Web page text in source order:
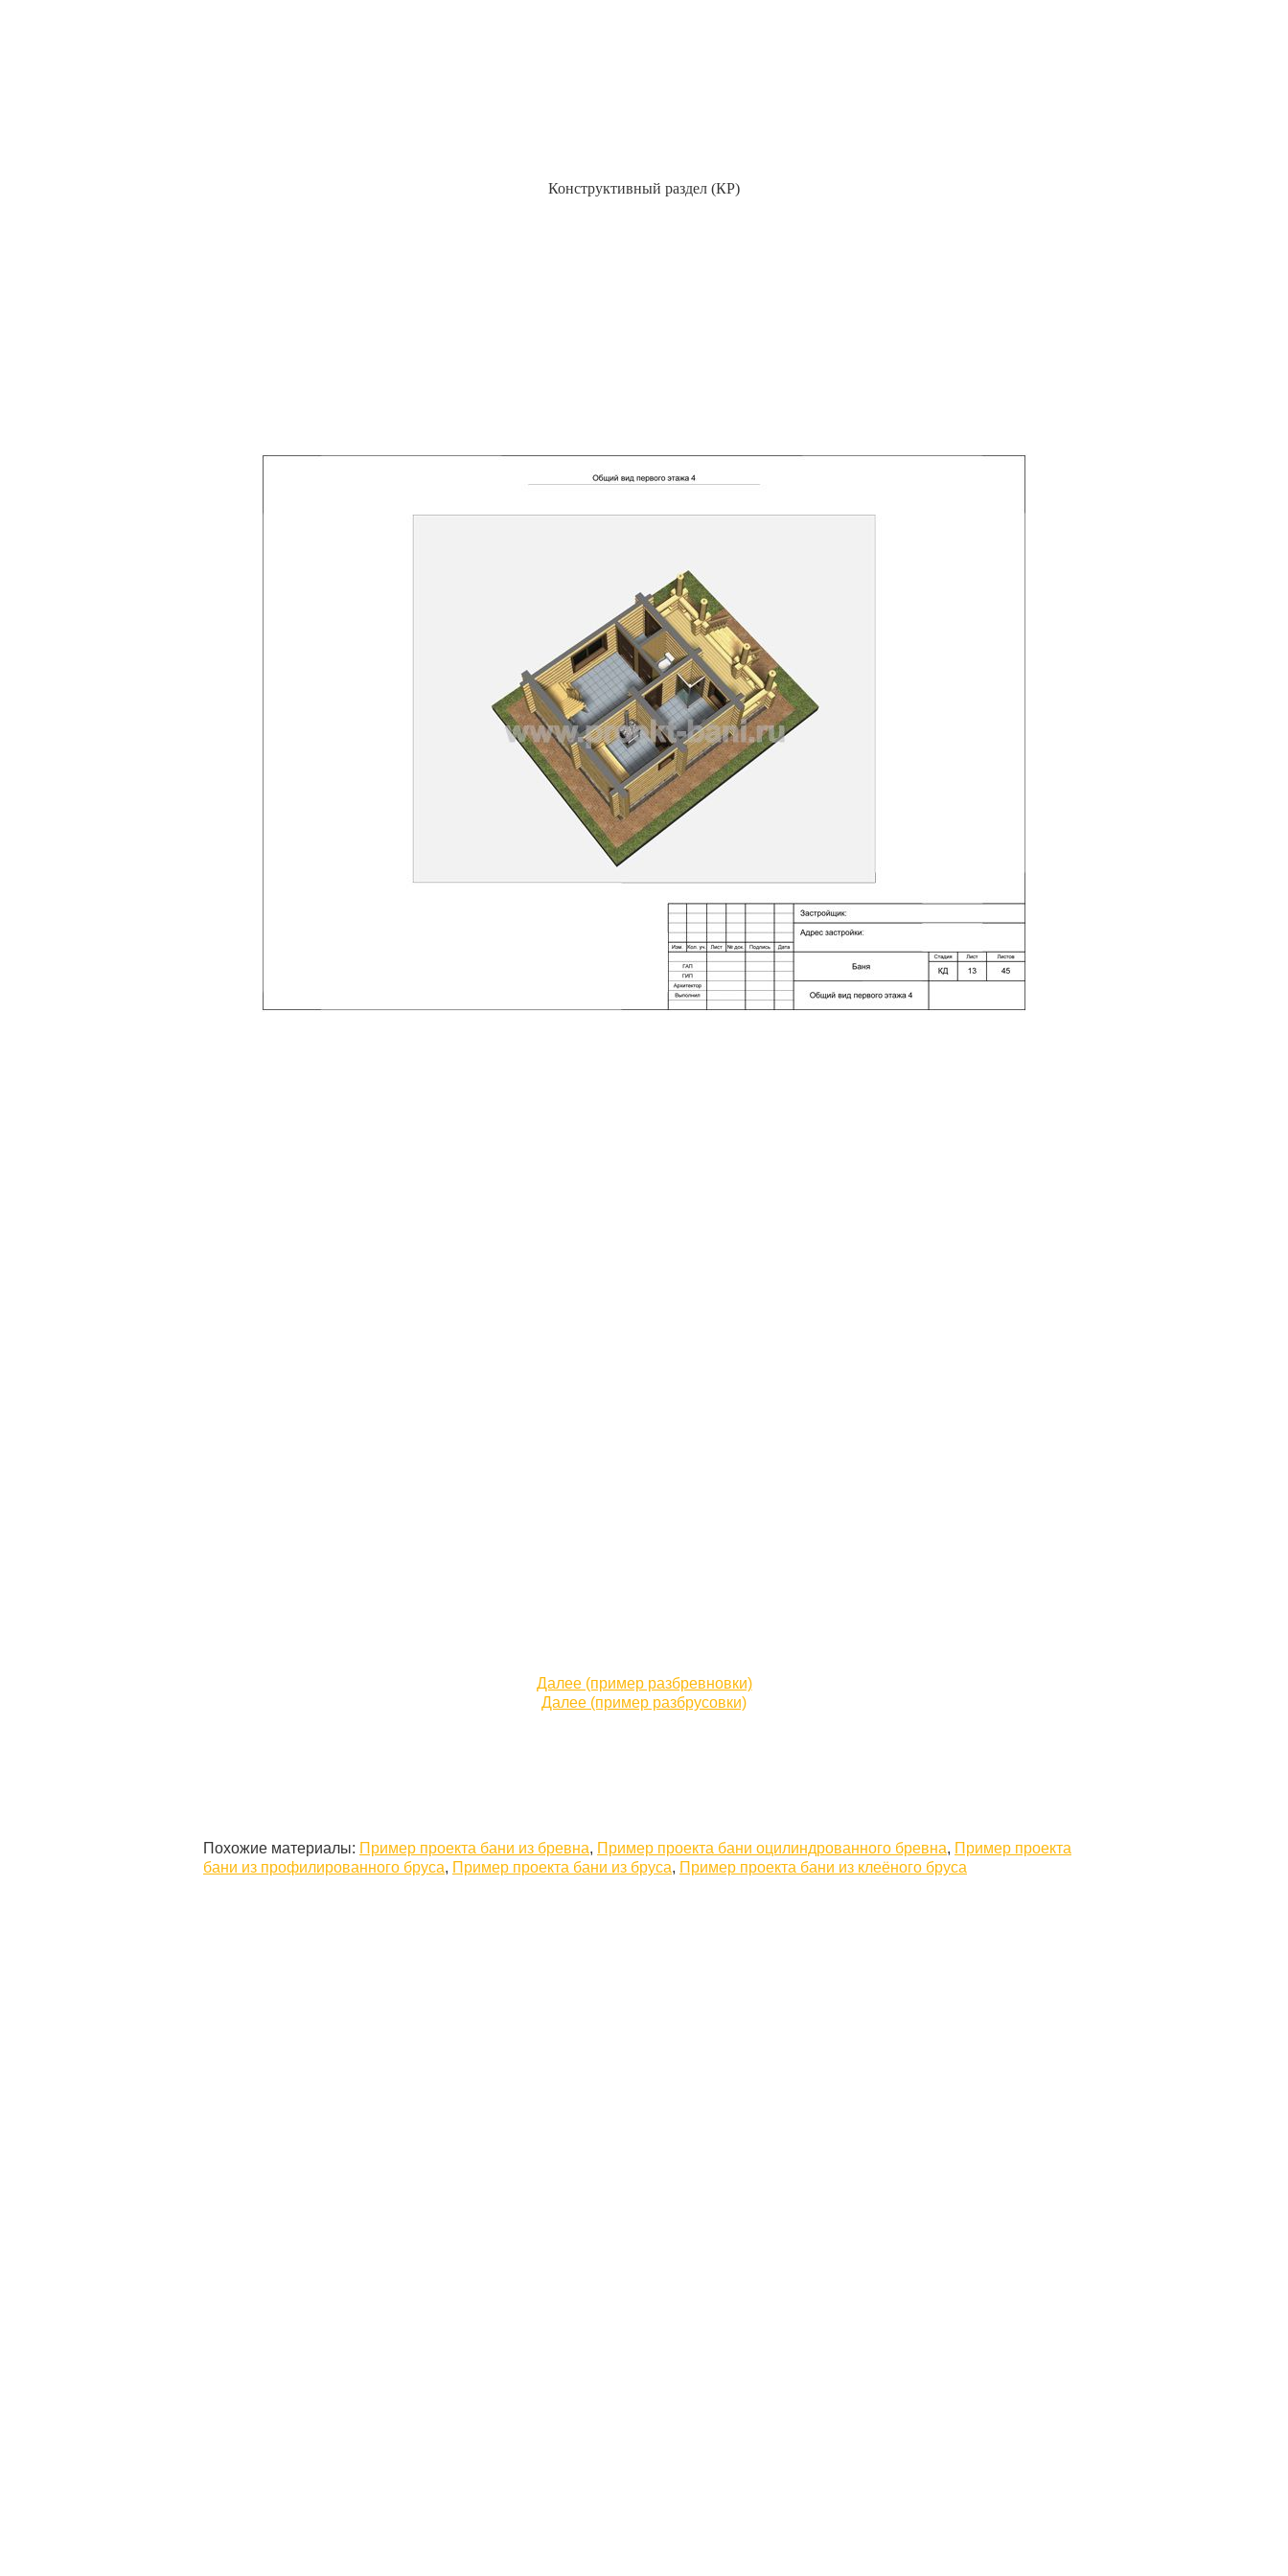
Конструктивный раздел (КР)
Далее (пример разбревновки)
Далее (пример разбрусовки)
Похожие материалы: Пример проекта бани из бревна, Пример проекта бани оцилиндрованного бревна, Пример проекта
бани из профилированного бруса, Пример проекта бани из бруса, Пример проекта бани из клеёного бруса